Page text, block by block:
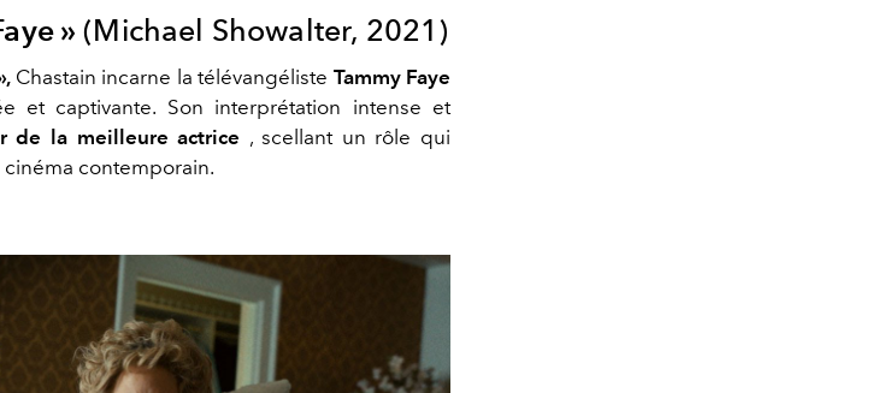
» (Michael Showalter, 2021)
Chastain incarne la télévangéliste Tammy Faye
et captivante. Son interprétation intense et
de la meilleure actrice , scellant un rôle qui
contemporain.